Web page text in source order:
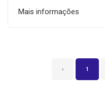
Mais informações
‹ 1